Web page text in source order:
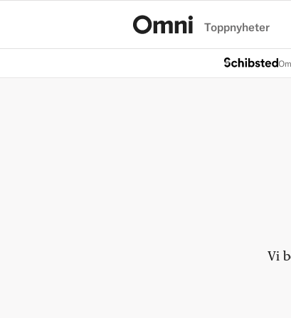
Toppnyheter
Vi